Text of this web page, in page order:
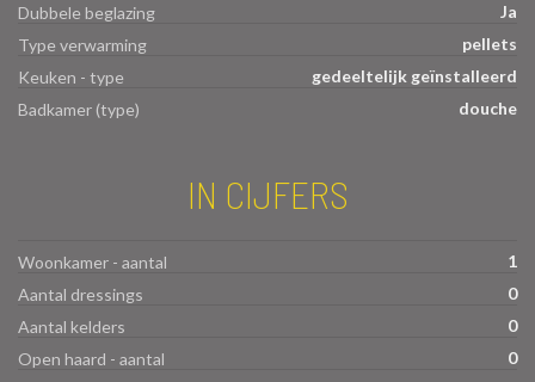
Dubbele beglazing
Ja
Type verwarming
pellets
Keuken - type
gedeeltelijk geïnstalleerd
Badkamer (type)
douche
IN CIJFERS
Woonkamer - aantal
1
Aantal dressings
0
Aantal kelders
0
Open haard - aantal
0